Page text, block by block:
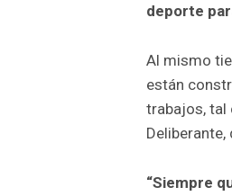
deporte
Al mismo
están
trabajos, tal
“Siempre